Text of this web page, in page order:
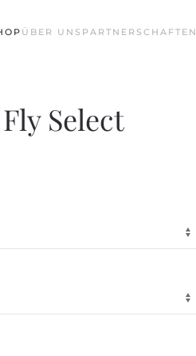
ÜBER UNS PARTNERSCHAFTEN
Select